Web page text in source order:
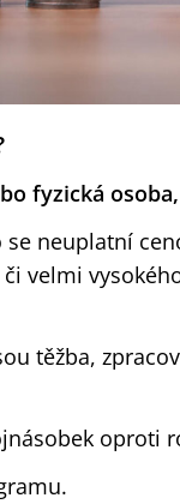
fyzická
neuplatní
velmi
těžba,
oproti